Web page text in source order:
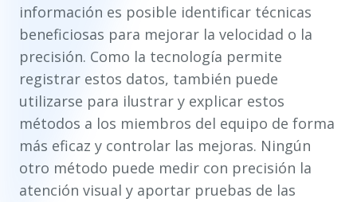
información es posible identificar técnicas
beneficiosas para mejorar la velocidad o la
precisión. Como la tecnología permite
registrar estos datos, también puede
utilizarse para ilustrar y explicar estos
métodos a los miembros del equipo de forma
más eficaz y controlar las mejoras. Ningún
otro método puede medir con precisión la
atención visual y aportar pruebas de las